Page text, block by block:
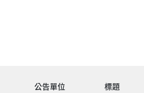
公告單位
標題